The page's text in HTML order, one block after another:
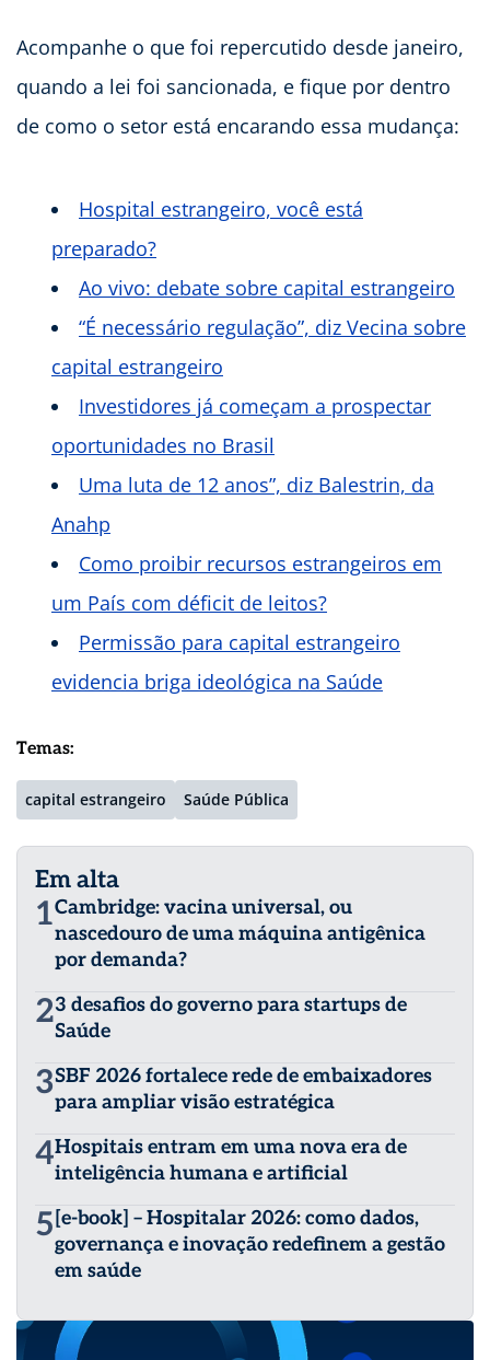
Acompanhe o que foi repercutido desde janeiro,
quando a lei foi sancionada, e fique por dentro
de como o setor está encarando essa mudança:
Hospital estrangeiro, você está
preparado?
Ao vivo: debate sobre capital estrangeiro
“É necessário regulação”, diz Vecina sobre
capital estrangeiro
Investidores já começam a prospectar
oportunidades no Brasil
Uma luta de 12 anos”, diz Balestrin, da
Anahp
Como proibir recursos estrangeiros em
um País com déficit de leitos?
Permissão para capital estrangeiro
evidencia briga ideológica na Saúde
Temas:
capital estrangeiro Saúde Pública
Em alta
1Cambridge: vacina universal, ou
nascedouro de uma máquina antigênica
por demanda?
23 desafios do governo para startups de
Saúde
3SBF 2026 fortalece rede de embaixadores
para ampliar visão estratégica
4Hospitais entram em uma nova era de
inteligência humana e artificial
5 [e-book] – Hospitalar 2026: como dados,
governança e inovação redefinem a gestão
em saúde